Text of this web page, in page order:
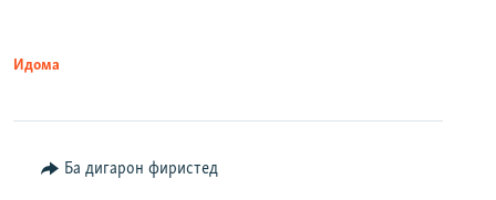
Идома
Ба дигарон фиристед